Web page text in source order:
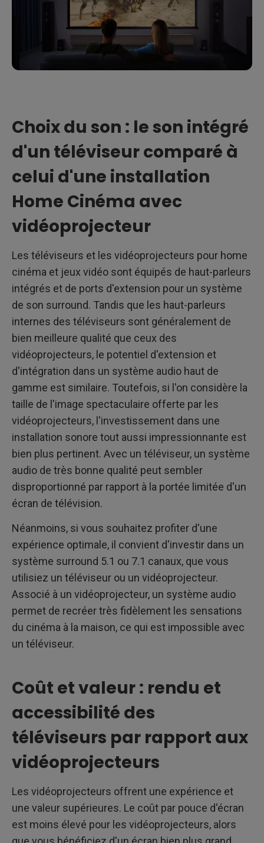
Choix du son : le son intégré
d'un téléviseur comparé à
celui d'une installation
Home Cinéma avec
vidéoprojecteur
Les téléviseurs et les vidéoprojecteurs pour home
cinéma et jeux vidéo sont équipés de haut-parleurs
intégrés et de ports d'extension pour un système
de son surround. Tandis que les haut-parleurs
internes des téléviseurs sont généralement de
bien meilleure qualité que ceux des
vidéoprojecteurs, le potentiel d'extension et
d'intégration dans un système audio haut de
gamme est similaire. Toutefois, si l'on considère la
taille de l'image spectaculaire offerte par les
vidéoprojecteurs, l'investissement dans une
installation sonore tout aussi impressionnante est
bien plus pertinent. Avec un téléviseur, un système
audio de très bonne qualité peut sembler
disproportionné par rapport à la portée limitée d'un
écran de télévision.
Néanmoins, si vous souhaitez profiter d'une
expérience optimale, il convient d'investir dans un
système surround 5.1 ou 7.1 canaux, que vous
utilisiez un téléviseur ou un vidéoprojecteur.
Associé à un vidéoprojecteur, un système audio
permet de recréer très fidèlement les sensations
du cinéma à la maison, ce qui est impossible avec
un téléviseur.
Coût et valeur : rendu et
accessibilité des
téléviseurs par rapport aux
vidéoprojecteurs
Les vidéoprojecteurs offrent une expérience et
une valeur supérieures. Le coût par pouce d'écran
est moins élevé pour les vidéoprojecteurs, alors